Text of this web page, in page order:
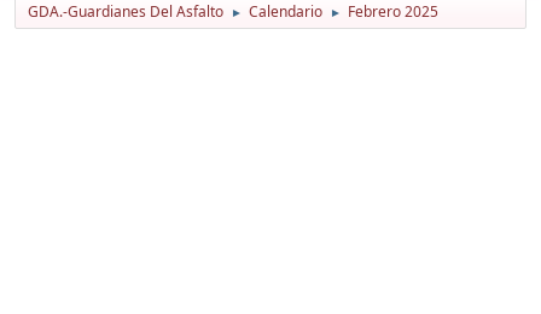
GDA.-Guardianes Del Asfalto ► Calendario ► Febrero 2025